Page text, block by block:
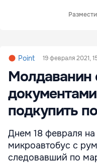
Point 19 февраля 2021,
Молдаванин
подкупить
Днем 18 февраля
микроавтобус с
следовавший по